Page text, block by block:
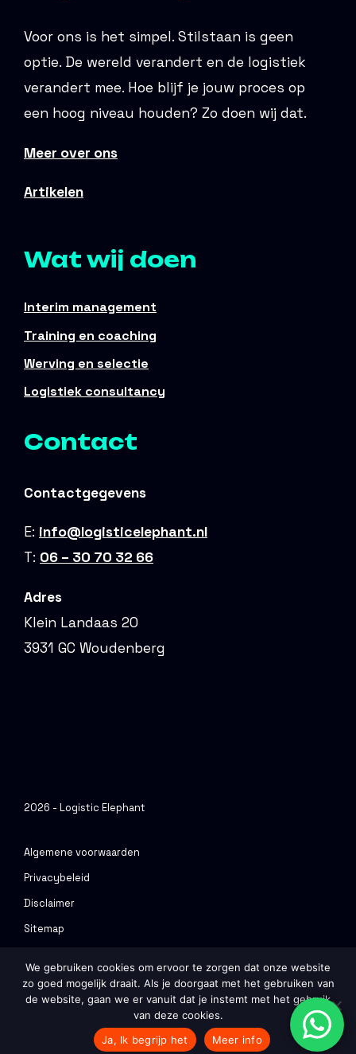
Voor ons is het simpel. Stilstaan is geen
optie. De wereld verandert en de logistiek
verandert mee. Hoe blijf je jouw proces op
een hoog niveau houden? Zo doen wij dat.
Meer over ons
Artikelen
Wat wij doen
Interim management
Training en coaching
Werving en selectie
Logistiek consultancy
Contact
Contactgegevens
E: info@logisticelephant.nl
T: 06 – 30 70 32 66
Adres
Klein Landaas 20
3931 GC Woudenberg
2026 - Logistic Elephant
Algemene voorwaarden
Privacybeleid
Disclaimer
Sitemap
Ontwerp & RealisatieWebvriend
We gebruiken cookies om ervoor te zorgen dat onze website
zo goed mogelijk draait. Als je doorgaat met het gebruiken van
de website, gaan we er vanuit dat je instemt met het gebruik
van deze cookies.
Ja, Ik begrijp het
Meer info